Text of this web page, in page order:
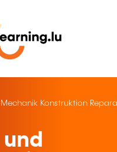
Mechanik Konstruktion
und